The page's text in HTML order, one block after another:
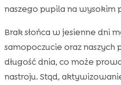
naszego pupila na wysokim
Brak słońca w jesienne dni
samopoczucie oraz naszych
długość dnia, co może
nastroju. Stąd,